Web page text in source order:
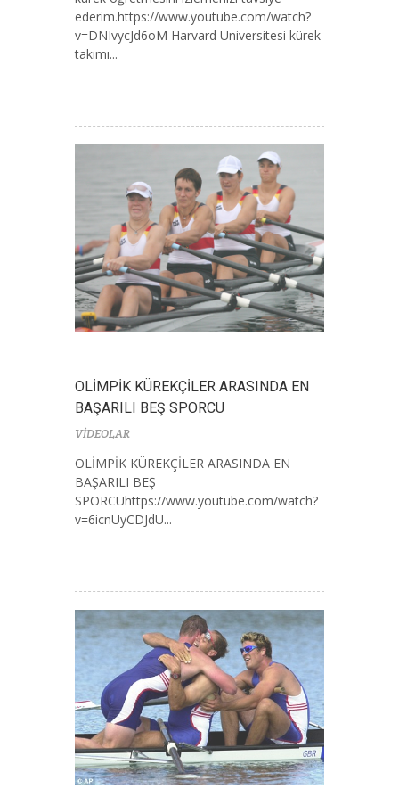
ederim.https://www.youtube.com/watch?
v=DNIvycJd6oM Harvard Üniversitesi kürek
takımı...
OLİMPİK KÜREKÇİLER ARASINDA EN
BAŞARILI BEŞ SPORCU
VİDEOLAR
OLİMPİK KÜREKÇİLER ARASINDA EN
BAŞARILI BEŞ
SPORCUhttps://www.youtube.com/watch?
v=6icnUyCDJdU...